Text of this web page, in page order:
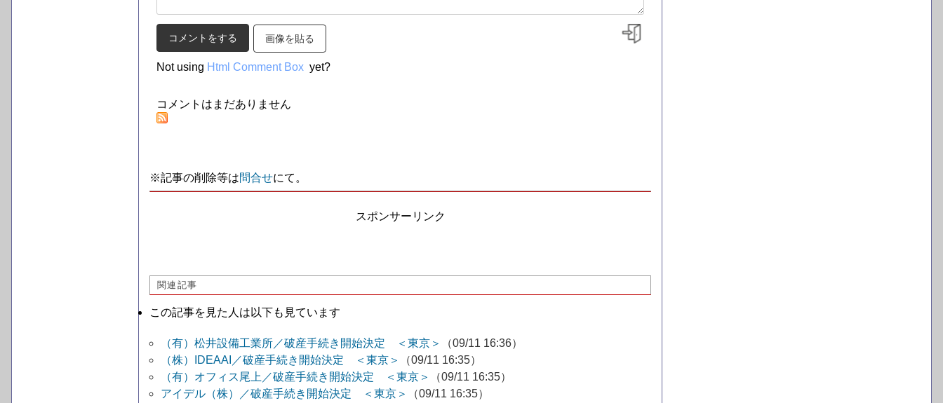
画像を貼る
Not using Html Comment Box yet?
コメントはまだありません
※記事の削除等は問合せにて。
スポンサーリンク
関連記事
この記事を見た人は以下も見ています
（有）松井設備工業所／破産手続き開始決定 ＜東京＞
（09/11 16:36）
（株）IDEAAI／破産手続き開始決定 ＜東京＞
（09/11 16:35）
（有）オフィス尾上／破産手続き開始決定 ＜東京＞
（09/11 16:35）
アイデル（株）／破産手続き開始決定 ＜東京＞
（09/11 16:35）